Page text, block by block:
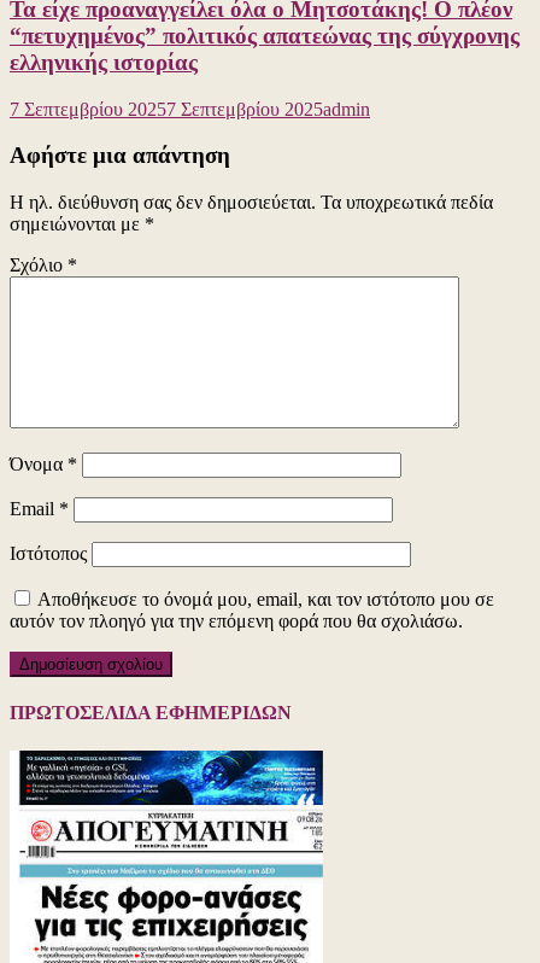
Τα είχε προαναγγείλει όλα ο Μητσοτάκης! Ο πλέον
“πετυχημένος” πολιτικός απατεώνας της σύγχρονης
ελληνικής ιστορίας
7 Σεπτεμβρίου 20257 Σεπτεμβρίου 2025admin
Αφήστε μια απάντηση
Η ηλ. διεύθυνση σας δεν δημοσιεύεται. Τα υποχρεωτικά πεδία
σημειώνονται με *
Σχόλιο *
Όνομα *
Email *
Ιστότοπος
Αποθήκευσε το όνομά μου, email, και τον ιστότοπο μου σε
αυτόν τον πλοηγό για την επόμενη φορά που θα σχολιάσω.
ΠΡΩΤΟΣΕΛΙΔΑ ΕΦΗΜΕΡΙΔΩΝ